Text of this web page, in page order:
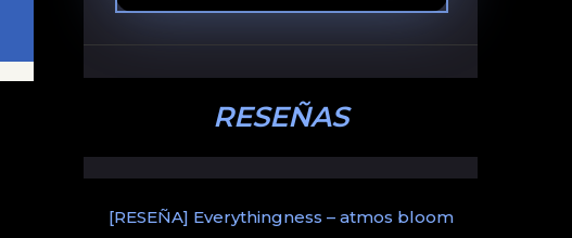
RESEÑAS
[RESEÑA] Everythingness – atmos bloom